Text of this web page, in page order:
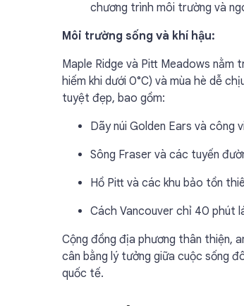
chương trình môi trường và
Môi trường sống và khí hậu:
Maple Ridge và Pitt Meadows nằm
hiếm khi dưới 0°C) và mùa hè dễ
tuyệt đẹp, bao gồm:
Dãy núi Golden Ears và công
Sông Fraser và các tuyến
Hồ Pitt và các khu bảo tồn
Cách Vancouver chỉ 40 phút
Cộng đồng địa phương thân thiện,
cân bằng lý tưởng giữa cuộc sống
quốc tế.